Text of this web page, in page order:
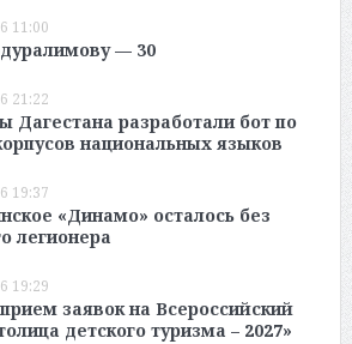
11:00
— 30
21:22
Дагестана разработали бот по
национальных языков
19:37
«Динамо» осталось без
легионера
19:29
заявок на Всероссийский
детского туризма – 2027»